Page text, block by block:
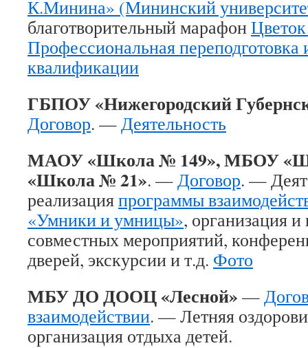
К.Минина» (Мининский
благотворительный марафон
Профессиональная
квалификации
ГБПОУ «Нижегородский
Договор. —Деятельность
МАОУ «Школа № 149», МБОУ
«Школа № 21». —Договор. —
реализацияпрограммы
«Умники и умницы», организация
совместных мероприятий,
дверей, экскурсии и т.д. Фото
МБУ ДО ДООЦ «Лесной» —
взаимодействии. — Летняя
организация отдыха детей.